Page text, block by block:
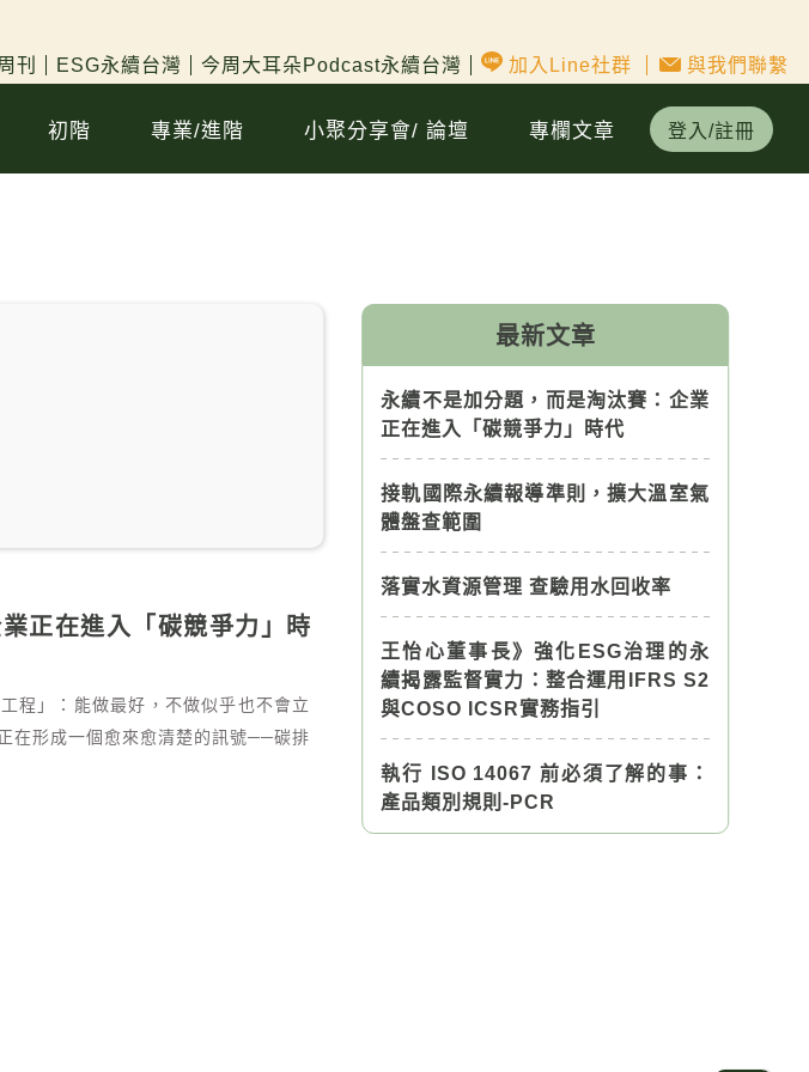
刊 ESG永續台灣 今周大耳朵Podcast永續台灣 加入Line社群 與我們聯繫
初階 專業/進階 小聚分享會/ 論壇 專欄文章 登入/註冊
正在進入「碳競爭力」時
程」：能做最好，不做似乎也不會立
在形成一個愈來愈清楚的訊號──碳排
最新文章
永續不是加分題，而是淘汰賽：企業
正在進入「碳競爭力」時代
接軌國際永續報導準則，擴大溫室氣
體盤查範圍
落實水資源管理 查驗用水回收率
王怡心董事長》強化ESG治理的永
續揭露監督實力：整合運用IFRS S2
與COSO ICSR實務指引
執行 ISO 14067 前必須了解的事：
產品類別規則-PCR